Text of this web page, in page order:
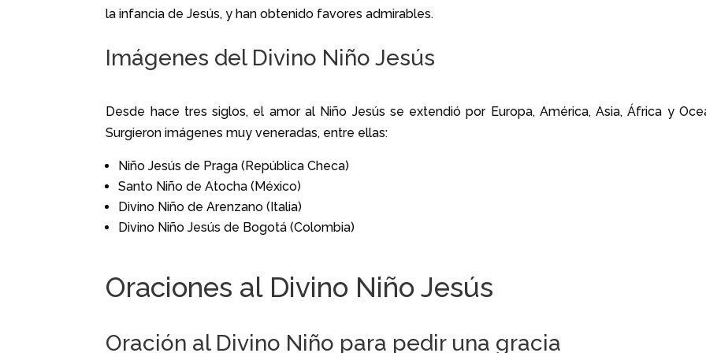
la infancia de Jesús, y han obtenido favores admirables.
Imágenes del Divino Niño Jesús
Desde hace tres siglos, el amor al Niño Jesús se extendió por Europa, América, Asia, África y
Surgieron imágenes muy veneradas, entre ellas:
Niño Jesús de Praga (República Checa)
Santo Niño de Atocha (México)
Divino Niño de Arenzano (Italia)
Divino Niño Jesús de Bogotá (Colombia)
Oraciones al Divino Niño Jesús
Oración al Divino Niño para pedir una gracia